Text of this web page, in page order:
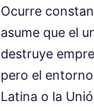
Ocurre
asume que el
destruye
pero el
Latina o la